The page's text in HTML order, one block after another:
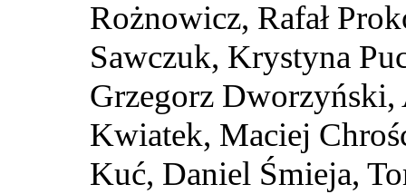
Rożnowicz, Rafał
Sawczuk, Krystyna
Grzegorz Dworzyński,
Kwiatek, Maciej
Kuć, Daniel Śmieja,